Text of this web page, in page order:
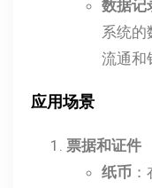
数据记
系统的
流通和
应用场景
票据和证件
纸币